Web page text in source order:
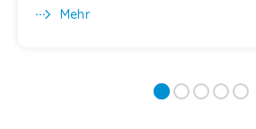
Mehr